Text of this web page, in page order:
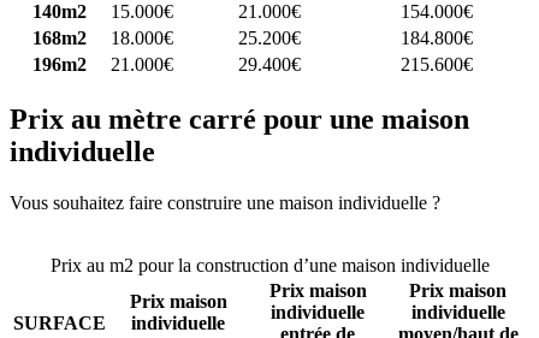
140m2
15.000€ 21.000€
154.000€
168m2
18.000€ 25.200€
184.800€
196m2
21.000€ 29.400€ 215.600€
Prix au mètre carré pour une maison
individuelle
Vous souhaitez faire construire une maison individuelle ?
Prix au m2 pour la construction d’une maison individuelle
SURFACE
Prix maison
individuelle
Prix maison
individuelle
entrée de
Prix maison
individuelle
moyen/haut de